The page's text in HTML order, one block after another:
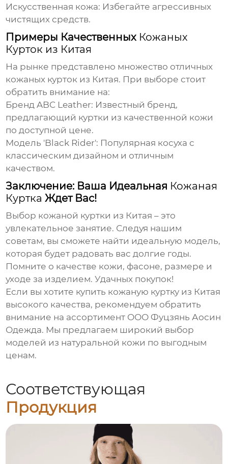
Искусственная кожа: Избегайте агрессивных
чистящих средств.
Примеры Качественных Кожаных
Курток из Китая
На рынке представлено множество отличных
кожаных курток из Китая. При выборе стоит
обратить внимание на:
Бренд ABC Leather: Известный бренд,
предлагающий куртки из качественной кожи
по доступной цене.
Модель 'Black Rider': Популярная косуха с
классическим дизайном и отличным
качеством.
Заключение: Ваша Идеальная Кожаная
Куртка Ждет Вас!
Выбор кожаной куртки из Китая – это
увлекательное занятие. Следуя нашим
советам, вы сможете найти идеальную модель,
которая будет радовать вас долгие годы.
Помните о качестве кожи, фасоне, размере и
уходе за изделием. Удачных покупок!
Если вы хотите купить кожаную куртку из Китая
высокого качества, рекомендуем обратить
внимание на ассортимент ООО Фуцзянь Аосин
Одежда. Мы предлагаем широкий выбор
моделей из натуральной кожи по выгодным
ценам.
Соответствующая
Продукция